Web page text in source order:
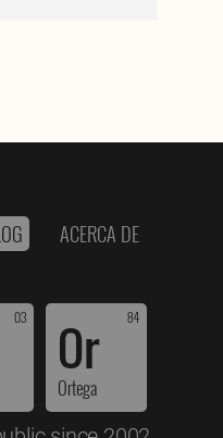
ACERCA DE
03 84
Or
Ortega